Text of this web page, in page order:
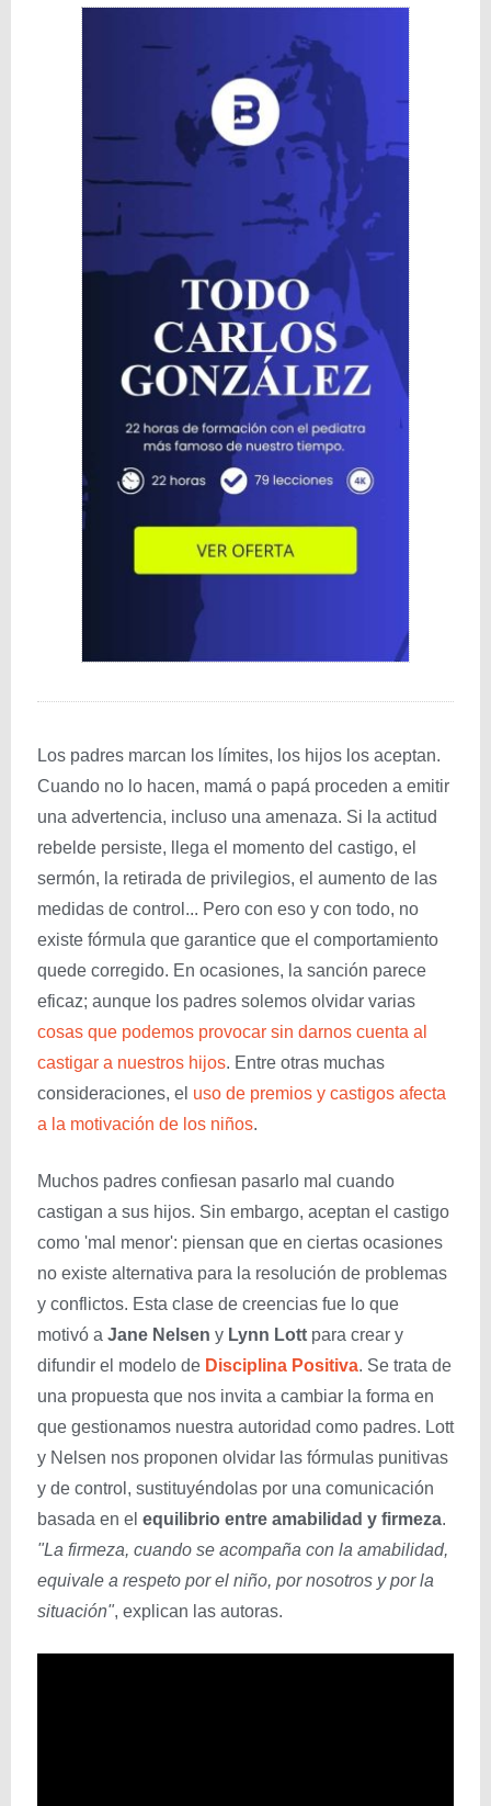
Los padres marcan los límites, los hijos los aceptan.
Cuando no lo hacen, mamá o papá proceden a emitir
una advertencia, incluso una amenaza. Si la actitud
rebelde persiste, llega el momento del castigo, el
sermón, la retirada de privilegios, el aumento de las
medidas de control... Pero con eso y con todo, no
existe fórmula que garantice que el comportamiento
quede corregido. En ocasiones, la sanción parece
eficaz; aunque los padres solemos olvidar varias
cosas que podemos provocar sin darnos cuenta al
castigar a nuestros hijos. Entre otras muchas
consideraciones, el uso de premios y castigos afecta
a la motivación de los niños.
Muchos padres confiesan pasarlo mal cuando
castigan a sus hijos. Sin embargo, aceptan el castigo
como 'mal menor': piensan que en ciertas ocasiones
no existe alternativa para la resolución de problemas
y conflictos. Esta clase de creencias fue lo que
motivó a Jane Nelsen y Lynn Lott para crear y
difundir el modelo de Disciplina Positiva. Se trata de
una propuesta que nos invita a cambiar la forma en
que gestionamos nuestra autoridad como padres. Lott
y Nelsen nos proponen olvidar las fórmulas punitivas
y de control, sustituyéndolas por una comunicación
basada en el equilibrio entre amabilidad y firmeza.
"La firmeza, cuando se acompaña con la amabilidad,
equivale a respeto por el niño, por nosotros y por la
situación", explican las autoras.